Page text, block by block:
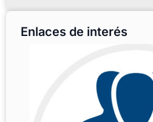
Enlaces de interés